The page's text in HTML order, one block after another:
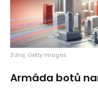
Zdroj: Getty Images
Armáda botů